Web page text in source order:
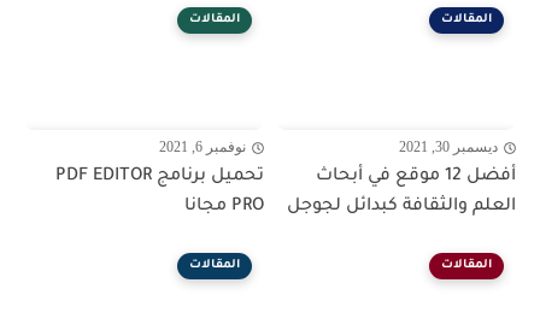
المقالات
ديسمبر 30, 2021
أفضل 12 موقع في أبحاث
العلم والثقافة كبدائل لجوجل
المقالات
نوفمبر 6, 2021
تحميل برنامج PDF EDITOR
PRO مجانا
المقالات المقالات